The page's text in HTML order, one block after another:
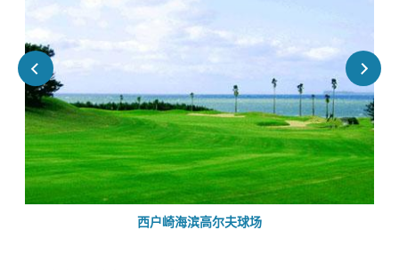
西户崎海滨高尔夫球场